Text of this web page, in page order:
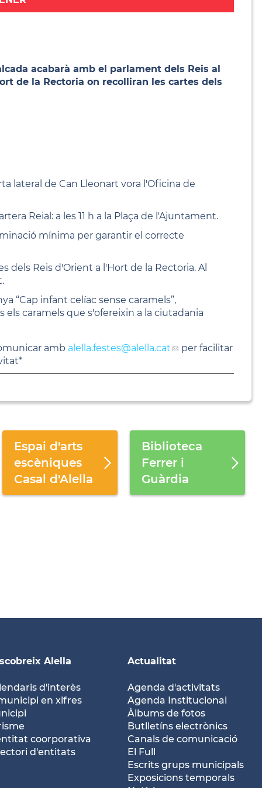
acabarà amb el parlament dels Reis al
de la Rectoria on recolliran les cartes dels
lateral de Can Lleonart vora l'Oficina de
Reial: a les 11 h a la Plaça de l'Ajuntament.
mínima per garantir el correcte
dels Reis d'Orient a l'Hort de la Rectoria. Al
“Cap infant celíac sense caramels”,
els caramels que s'ofereixin a la ciutadania
amb alella.festes@alella.cat
per facilitar
Espai d'arts
escèniques
Casal d'Alella
Biblioteca
Ferrer i
Guàrdia
Alella
d'interès
en xifres
coorporativa
d'entitats
Actualitat
Agenda d'activitats
Agenda Institucional
Àlbums de fotos
Butlletíns electrònics
Canals de comunicació
El Full
Escrits grups municipals
Exposicions temporals